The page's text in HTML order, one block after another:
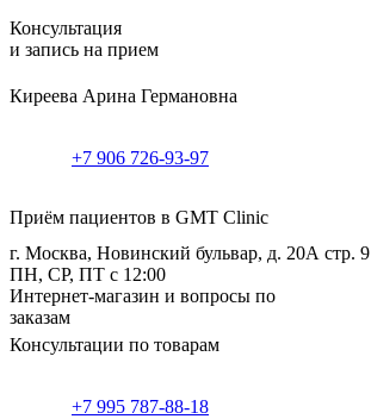
Консультация
и запись на прием
Киреева Арина Германовна
+7 906 726-93-97
Приём пациентов в GMT Clinic
г. Москва, Новинский бульвар, д. 20А стр. 9
ПН, СР, ПТ с 12:00
Интернет-магазин и вопросы по
заказам
Консультации по товарам
+7 995 787-88-18